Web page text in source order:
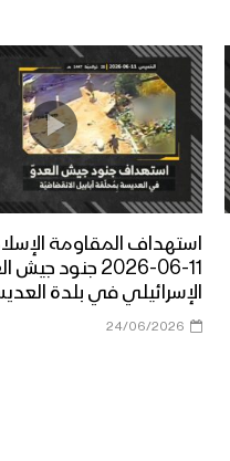
استهداف المقاومة
11-06-2026 جنود
الإسرائيلي في بلدة
24/06/2026